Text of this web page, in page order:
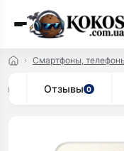
Смартфоны,
Отзывы 0